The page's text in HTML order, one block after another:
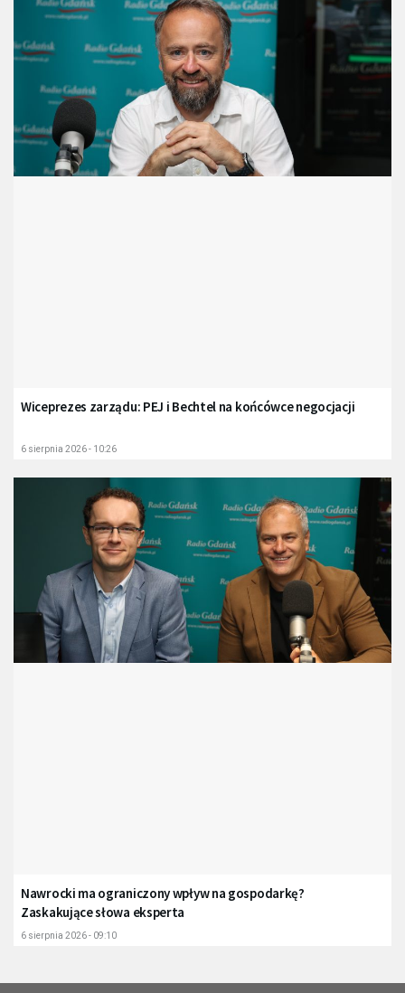
Wiceprezes zarządu: PEJ i Bechtel na końcówce negocjacji
6 sierpnia 2026 - 10:26
Nawrocki ma ograniczony wpływ na gospodarkę?
Zaskakujące słowa eksperta
6 sierpnia 2026 - 09:10